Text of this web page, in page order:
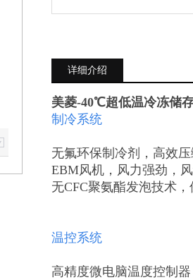
详细介绍
美菱-40℃超低温冷冻储
制冷系统
无氟环保制冷剂，高效
EBM风机，风力强劲，
无CFC聚氨酯发泡技术
温控系统
高精度微电脑温度控制